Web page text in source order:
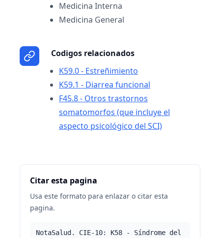
Medicina Interna
Medicina General
Codigos relacionados
K59.0 - Estreñimiento
K59.1 - Diarrea funcional
F45.8 - Otros trastornos
somatomorfos (que incluye el
aspecto psicológico del SCI)
Citar esta pagina
Usa este formato para enlazar o citar esta
pagina.
NotaSalud. CIE-10: K58 - Síndrome del